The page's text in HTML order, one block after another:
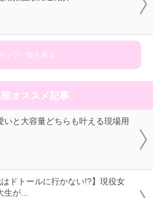
ング一覧を見る
オススメ記事
いと大容量どちらも叶える現場用
ドトールに行かない!?】現役女
が...